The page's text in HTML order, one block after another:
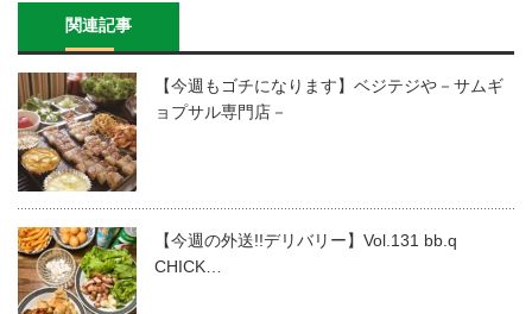
関連記事
【今週もゴチになります】ベジテジや－サムギ
ョプサル専門店－
【今週の外送!!デリバリー】Vol.131 bb.q
CHICK…